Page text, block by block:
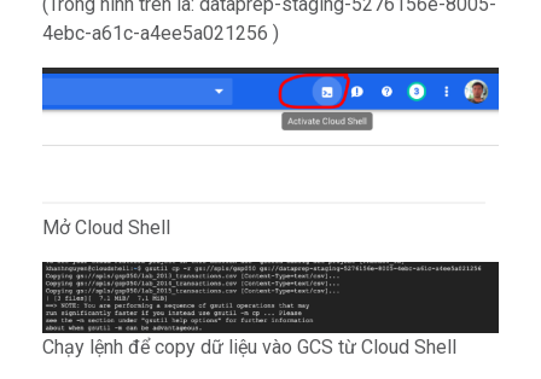
4ebc-a61c-a4ee5a021256 )
Mở Cloud Shell
Chạy lệnh để copy dữ liệu vào GCS từ Cloud Shell